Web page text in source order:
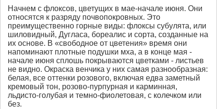
Начнем с флоксов, цветущих в мае-начале июня. Они
относятся к разряду почвопокровных. Это
преимущественно горные виды: флоксы субулята, или
шиловидный, Дугласа, бореалис и сорта, созданные на
их основе. В «свободное от цветения» время они
напоминают плотные подушки мха, а в конце мая -
начале июня сплошь покрываются цветками - листьев
не видно. Окраска венчика у них самая разнообразная:
белая, все оттенки розового, включая едва заметный
кремовый тон, розово-пурпурная и карминная,
льдисто-голубая и темно-фиолетовая, с колечком или
без.